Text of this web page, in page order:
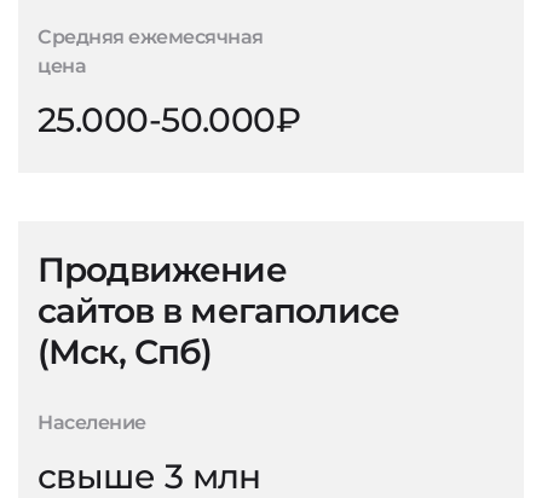
Средняя ежемесячная
цена
25.000-50.000₽
Продвижение
сайтов в мегаполисе
(Мск, Спб)
Население
свыше 3 млн